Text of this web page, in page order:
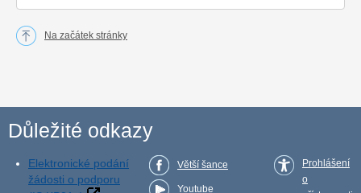
Na začátek stránky
Důležité odkazy
Elektronické podání
žádosti o podporu
Větší šance
Youtube
Prohlášení
o